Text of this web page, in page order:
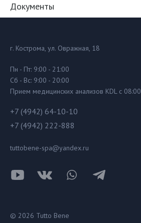
Документы
г. Кострома, ул. Овражная, 18
Пн - Пт: 9:00 - 21:00
Сб - Вс: 9:00 - 20:00
Прием медицинских анализов KDL с 08:00
+7 (4942) 64-10-10
+7 (4942) 222-888
tuttobene-spa@yandex.ru
© 2026 Tutto Bene